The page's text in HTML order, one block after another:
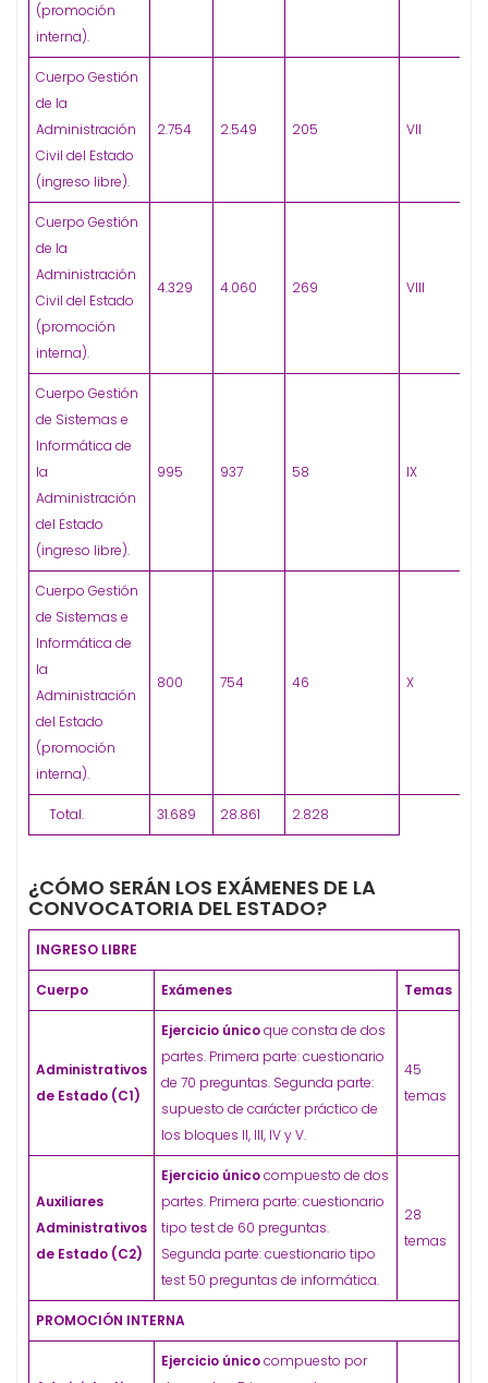
(promoción
interna).
Cuerpo Gestión
de la
Administración
Civil del Estado
(ingreso libre).
2.754 2.549 205 VII
Cuerpo Gestión
de la
Administración
Civil del Estado
(promoción
interna).
4.329 4.060 269 VIII
Cuerpo Gestión
de Sistemas e
Informática de
la
Administración
del Estado
(ingreso libre).
995 937 58 IX
Cuerpo Gestión
de Sistemas e
Informática de
la
Administración
del Estado
(promoción
interna).
800 754 46 X
Total. 31.689 28.861 2.828
¿CÓMO SERÁN LOS EXÁMENES DE LA
CONVOCATORIA DEL ESTADO?
INGRESO LIBRE
Cuerpo Exámenes Temas
Administrativos
de Estado (C1)
Ejercicio únicoque consta de dos
partes. Primera parte: cuestionario
de 70 preguntas. Segunda parte:
supuesto de carácter práctico de
los bloques II, III, IV y V.
45
temas
Auxiliares
Administrativos
de Estado (C2)
Ejercicio únicocompuesto de dos
partes. Primera parte: cuestionario
tipo test de 60 preguntas.
Segunda parte: cuestionario tipo
test 50 preguntas de informática.
28
temas
PROMOCIÓN INTERNA
Ejercicio únicocompuesto por